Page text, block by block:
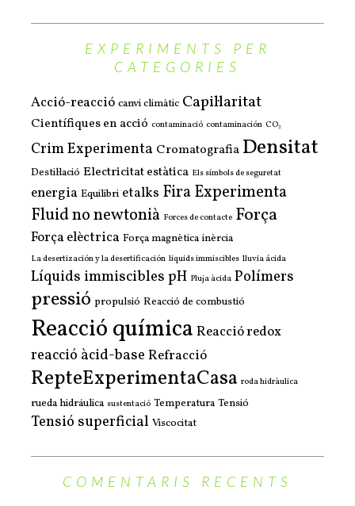
EXPERIMENTS PER
CATEGORIES
Acció-reacció canvi climàtic Capil·laritat
Científiques en acció contaminació contaminación CO₂
Crim Experimenta Cromatografia Densitat
Destil·lació Electricitat estàtica Els símbols de seguretat
energia Equilibri etalks Fira Experimenta
Fluid no newtonià Forces de contacte Força
Força elèctrica Força magnètica inèrcia
La desertización y la desertificación liquids immiscibles lluvia ácida
Líquids immisciblespH Pluja àcida Polímers
pressió propulsió Reacció de combustió
Reacció química Reacció redox
reacció àcid-base Refracció
RepteExperimentaCasa roda hidràulica
rueda hidráulica sustentació Temperatura Tensió
Tensió superficial Viscocitat
COMENTARIS RECENTS